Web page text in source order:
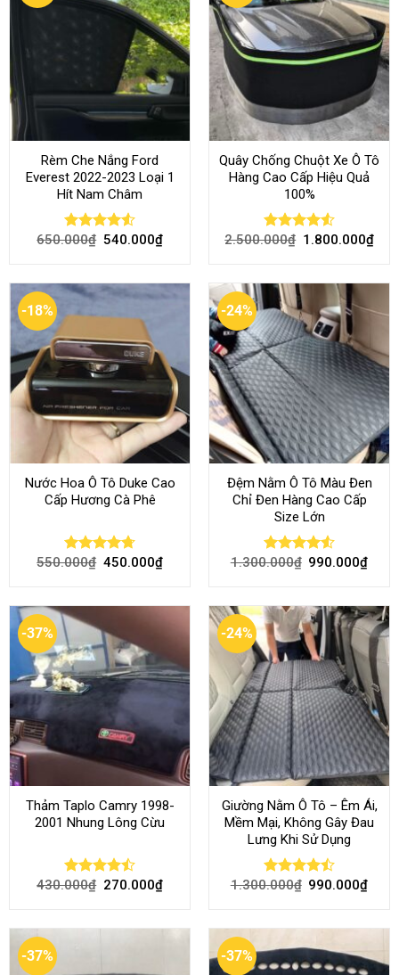
Rèm Che Nắng Ford
Everest 2022-2023 Loại 1
Hít Nam Châm
Rated4.51
650.000₫ 540.000₫
Quây Chống Chuột Xe Ô Tô
Hàng Cao Cấp Hiệu Quả
100%
Rated 4.51
2.500.000₫ 1.800.000₫
-18%
Nước Hoa Ô Tô Duke Cao
Cấp Hương Cà Phê
Rated4.70
550.000₫ 450.000₫
-24%
Đệm Nằm Ô Tô Màu Đen
Chỉ Đen Hàng Cao Cấp
Size Lớn
Rated 4.54
1.300.000₫ 990.000₫
-37%
Thảm Taplo Camry 1998-
2001 Nhung Lông Cừu
Rated
430.000₫ 270.000₫
-24%
Giường Nằm Ô Tô – Êm Ái,
Mềm Mại, Không Gây Đau
Lưng Khi Sử Dụng
Rated
1.300.000₫ 990.000₫
-37% -37%